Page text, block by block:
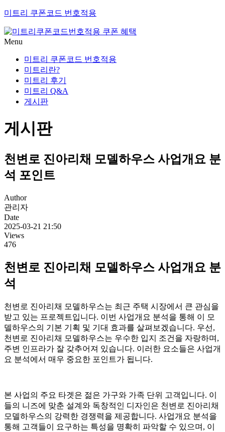
미트리 쿠폰코드 번호적용
Menu
미트리 쿠폰코드 번호적용
미트리란?
미트리 후기
미트리 Q&A
게시판
게시판
천변로 진아리채 모델하우스 사업개요 분
석 포인트
Author
관리자
Date
2025-03-21 21:50
Views
476
천변로 진아리채 모델하우스 사업개요 분
석
천변로 진아리채 모델하우스는 최근 주택 시장에서 큰 관심을
받고 있는 프로젝트입니다. 이번 사업개요 분석을 통해 이 모
델하우스의 기본 기획 및 기대 효과를 살펴보겠습니다. 우선,
천변로 진아리채 모델하우스는 우수한 입지 조건을 자랑하며,
주변 인프라가 잘 갖추어져 있습니다. 이러한 요소들은 사업개
요 분석에서 매우 중요한 포인트가 됩니다.
본 사업의 주요 타겟은 젊은 가구와 가족 단위 고객입니다. 이
들의 니즈에 맞춘 설계와 독창적인 디자인은 천변로 진아리채
모델하우스의 강력한 경쟁력을 제공합니다. 사업개요 분석을
통해 고객들이 요구하는 특성을 명확히 파악할 수 있으며, 이